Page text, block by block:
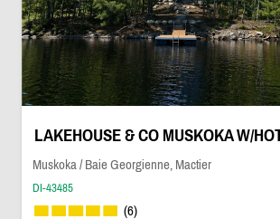
LAKEHOUSE & CO MUSKOKA W/
Muskoka / Baie Georgienne, Mactier
DI-43485
(6)